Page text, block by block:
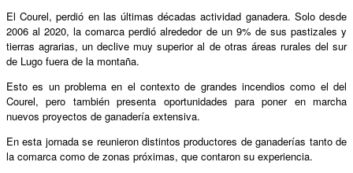
El Courel, perdió en las últimas décadas actividad ganadera. Solo desde
2006 al 2020, la comarca perdió alrededor de un 9% de sus pastizales y
tierras agrarias, un declive muy superior al de otras áreas rurales del sur
de Lugo fuera de la montaña.
Esto es un problema en el contexto de grandes incendios como el del
Courel, pero también presenta oportunidades para poner en marcha
nuevos proyectos de ganadería extensiva.
En esta jornada se reunieron distintos productores de ganaderías tanto de
la comarca como de zonas próximas, que contaron su experiencia.